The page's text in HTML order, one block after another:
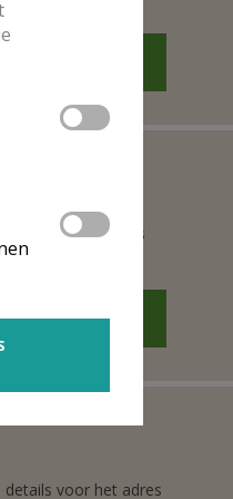
kerk, het adres
details voor het adres